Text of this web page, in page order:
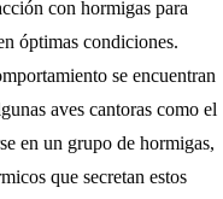
con hormigas para
óptimas condiciones.
se encuentran
aves cantoras como el
en un grupo de hormigas,
que secretan estos